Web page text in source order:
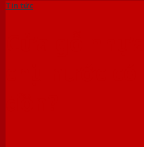
Tin tức